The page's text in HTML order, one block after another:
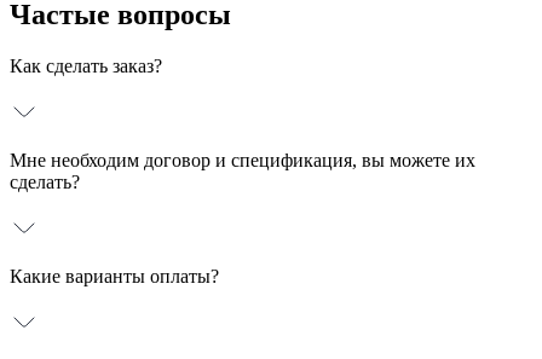
Частые вопросы
Как сделать заказ?
Мне необходим договор и спецификация, вы можете их
сделать?
Какие варианты оплаты?